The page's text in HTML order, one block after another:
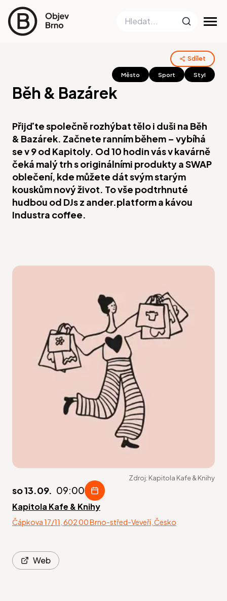
Sdílet
Město Sport Styl
Běh & Bazárek
Přijďte společně rozhýbat tělo i duši na Běh
& Bazárek. Začnete ranním během – vybíhá
se v 9 od Kapitoly. Od 10 hodin vás v kavárně
čeká malý trh s originálními produkty a SWAP
oblečení, kde můžete dát svým starým
kouskům nový život. To vše podtrhnuté
hudbou od DJs z ander.platform a kávou
Industra coffee.
Zdroj: Kapitola Kafe & Knihy
so 13.09. 09:00
Kapitola Kafe & Knihy
Čápkova 17/11, 602 00 Brno-střed-Veveří, Česko
Web